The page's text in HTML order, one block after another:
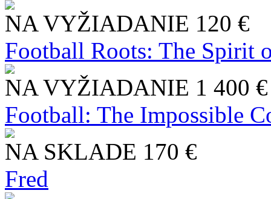
NA VYŽIADANIE 120 €
Football Roots: The Spirit
NA VYŽIADANIE 1 400 €
Football: The Impossible
NA SKLADE 170 €
Fred